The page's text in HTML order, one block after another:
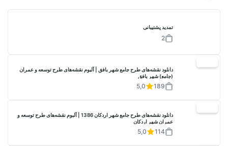
تمدید پشتیبانی
2
دانلود نقشه‌های طرح جامع شهر بافق | آلبوم نقشه‌های طرح توسعه و عمران
(جامع) شهر بافق
189
5,0
دانلود نقشه‌های طرح جامع شهر اردکان 1386 | آلبوم نقشه‌های طرح توسعه و
عمران شهر اردکان
114
5,0